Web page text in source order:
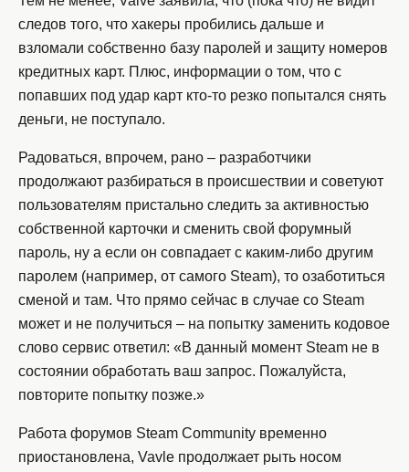
следов того, что хакеры пробились дальше и
взломали собственно базу паролей и защиту номеров
кредитных карт. Плюс, информации о том, что с
попавших под удар карт кто-то резко попытался снять
деньги, не поступало.
Радоваться, впрочем, рано – разработчики
продолжают разбираться в происшествии и советуют
пользователям пристально следить за активностью
собственной карточки и сменить свой форумный
пароль, ну а если он совпадает с каким-либо другим
паролем (например, от самого Steam), то озаботиться
сменой и там. Что прямо сейчас в случае со Steam
может и не получиться – на попытку заменить кодовое
слово сервис ответил: «В данный момент Steam не в
состоянии обработать ваш запрос. Пожалуйста,
повторите попытку позже.»
Работа форумов Steam Community временно
приостановлена, Vavle продолжает рыть носом